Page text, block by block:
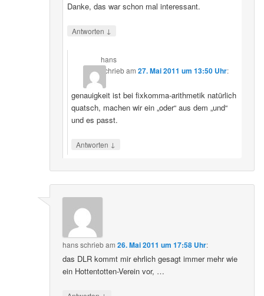
Danke, das war schon mal interessant.
Antworten ↓
hans
schriebam27. Mai 2011 um 13:50 Uhr:
genauigkeit ist bei fixkomma-arithmetik natürlich
quatsch, machen wir ein „oder“ aus dem „und“
und es passt.
Antworten ↓
hansschriebam26. Mai 2011 um 17:58 Uhr:
das DLR kommt mir ehrlich gesagt immer mehr wie
ein Hottentotten-Verein vor, …